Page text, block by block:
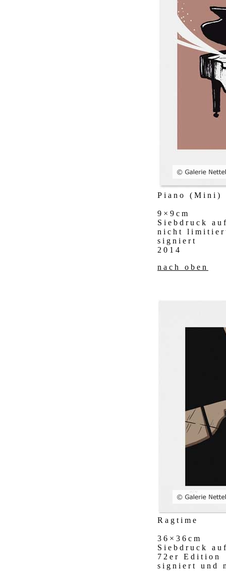
Piano (Mini)
9×9cm
Siebdruck
nicht
signiert
2014
nach oben
Ragtime
36×36cm
Siebdruck
72er Edition
signiert und